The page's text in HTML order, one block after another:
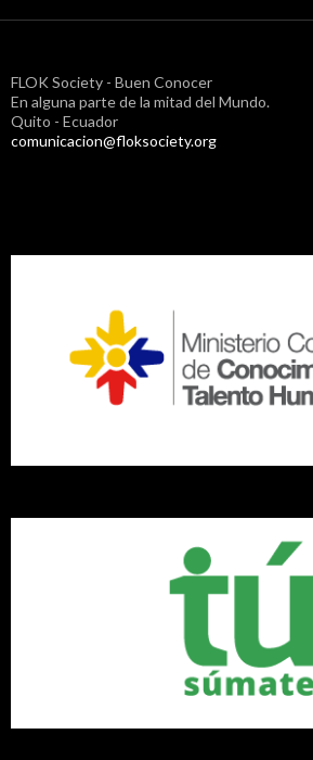
FLOK Society - Buen Conocer
En alguna parte de la mitad del Mundo.
Quito - Ecuador
comunicacion@floksociety.org